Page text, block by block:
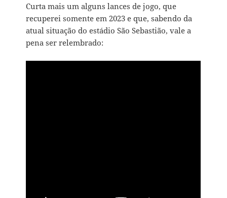
Curta mais um alguns lances de jogo, que
recuperei somente em 2023 e que, sabendo da
atual situação do estádio São Sebastião, vale a
pena ser relembrado: